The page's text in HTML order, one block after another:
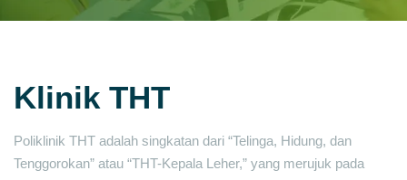
Klinik THT
Poliklinik THT adalah singkatan dari “Telinga, Hidung, dan
Tenggorokan” atau “THT-Kepala Leher,” yang merujuk pada